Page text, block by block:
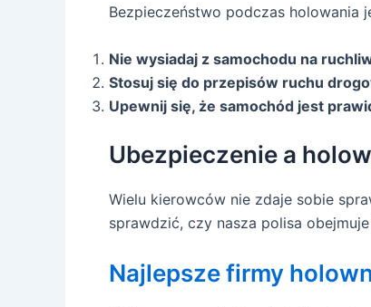
Bezpieczeństwo podczas holowania
Nie wysiadaj z samochodu na
Stosuj się do przepisów ruchu
Upewnij się, że samochód jest
Ubezpieczenie a
Wielu kierowców nie zdaje sobie
sprawdzić, czy nasza polisa
Najlepsze firmy